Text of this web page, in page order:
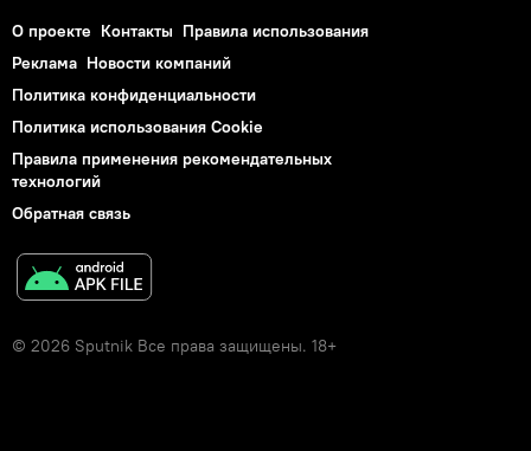
О проекте Контакты Правила использования
Реклама Новости компаний
Политика конфиденциальности
Политика использования Cookie
Правила применения рекомендательных
технологий
Обратная связь
© 2026 Sputnik Все права защищены. 18+